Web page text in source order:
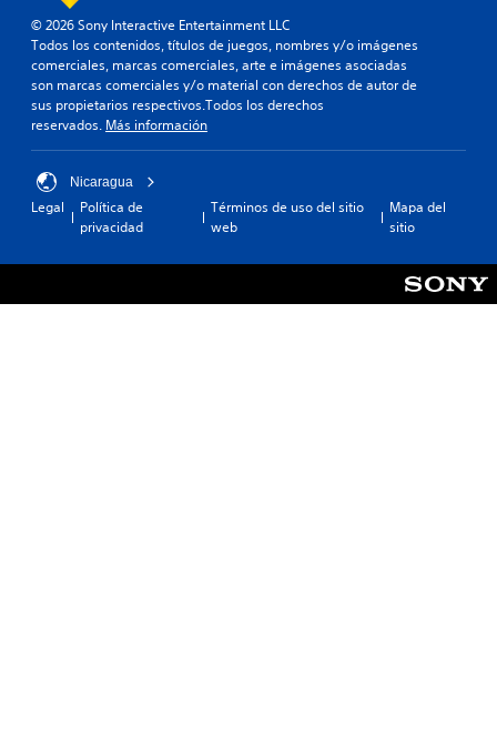
© 2026 Sony Interactive Entertainment LLC
Todos los contenidos, títulos de juegos, nombres y/o imágenes
comerciales, marcas comerciales, arte e imágenes asociadas
son marcas comerciales y/o material con derechos de autor de
sus propietarios respectivos.Todos los derechos
reservados. Más información
Nicaragua
Legal
Política de
privacidad
Términos de uso del sitio
web
Mapa del
sitio